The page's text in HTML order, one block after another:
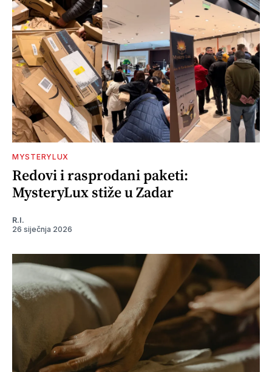
MYSTERYLUX
Redovi i rasprodani paketi:
MysteryLux stiže u Zadar
R.I.
26 siječnja 2026